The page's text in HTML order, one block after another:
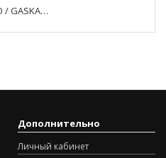
/ GASKA…
Дополнительно
Личный кабинет